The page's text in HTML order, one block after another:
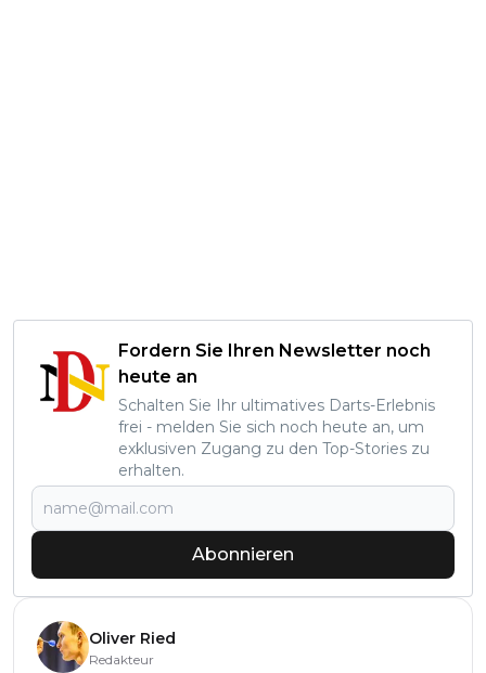
Fordern Sie Ihren Newsletter noch
heute an
Schalten Sie Ihr ultimatives Darts-Erlebnis
frei - melden Sie sich noch heute an, um
exklusiven Zugang zu den Top-Stories zu
erhalten.
Abonnieren
Oliver Ried
Redakteur